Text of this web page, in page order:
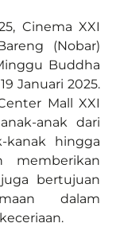
Cinema XXI
(Nobar)
Buddha
Januari 2025.
Mall XXI
anak dari
kanak hingga
memberikan
bertujuan
dalam